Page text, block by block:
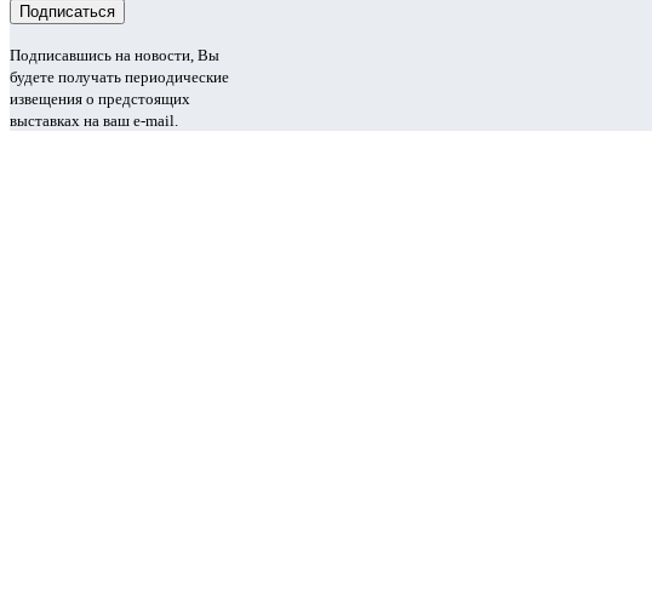
Подписавшись на новости, Вы
будете получать периодические
извещения о предстоящих
выставках на ваш e-mail.